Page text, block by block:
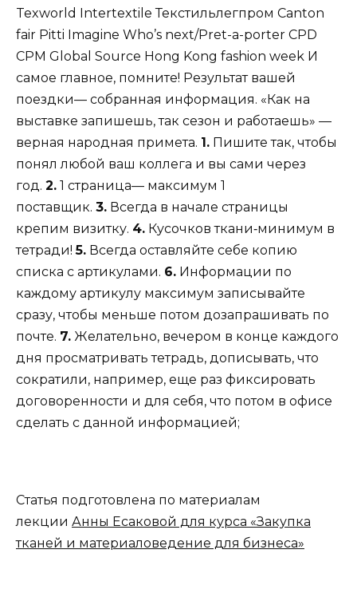
Texworld Intertextile Текстильлегпром Canton
fair Pitti Imagine Who’s next/Pret-a-porter CPD
CPM Global Source Hong Kong fashion week И
самое главное, помните! Результат вашей
поездки— собранная информация. «Как на
выставке запишешь, так сезон и работаешь» —
верная народная примета. 1. Пишите так, чтобы
понял любой ваш коллега и вы сами через
год. 2. 1 страница— максимум 1
поставщик. 3. Всегда в начале страницы
крепим визитку. 4. Кусочков ткани‑минимум в
тетради!5. Всегда оставляйте себе копию
списка с артикулами. 6. Информации по
каждому артикулу максимум записывайте
сразу, чтобы меньше потом дозапрашивать по
почте. 7. Желательно, вечером в конце каждого
дня просматривать тетрадь, дописывать, что
сократили, например, еще раз фиксировать
договоренности и для себя, что потом в офисе
сделать с данной информацией;
Статья подготовлена по материалам
лекции Анны Есаковой для курса «Закупка
тканей и материаловедение для бизнеса»